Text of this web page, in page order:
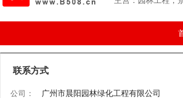
联系方式
公司： 广州市晨阳园林绿化工程有限公司